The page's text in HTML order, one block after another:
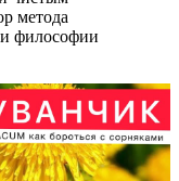
метода
философии